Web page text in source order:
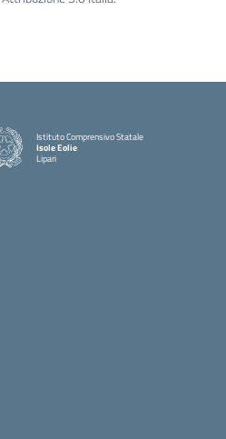
Istituto Comprensivo Statale
Isole Eolie
Lipari